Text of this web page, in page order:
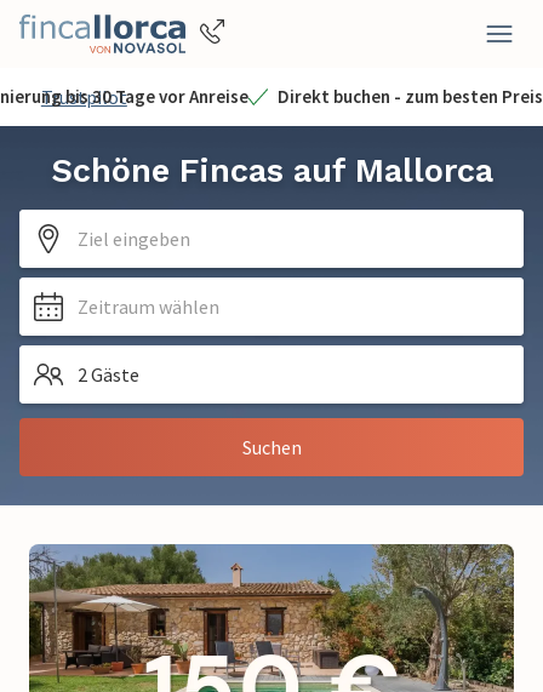
Trustpilot
bis 30 Tage vor Anreise Direkt buchen - zum besten Preis
Schöne Fincas auf Mallorca
Ziel eingeben
Zeitraum wählen
2 Gäste
Suchen